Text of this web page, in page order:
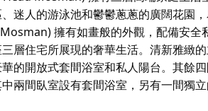
迷人的游泳池和鬱鬱蔥蔥的廣闊花園
擁有如畫般的外觀，配備安全
層住宅所展現的奢華生活。清新雅緻
的開放式套間浴室和私人陽台。其餘
兩間臥室設有套間浴室，另有一間獨立